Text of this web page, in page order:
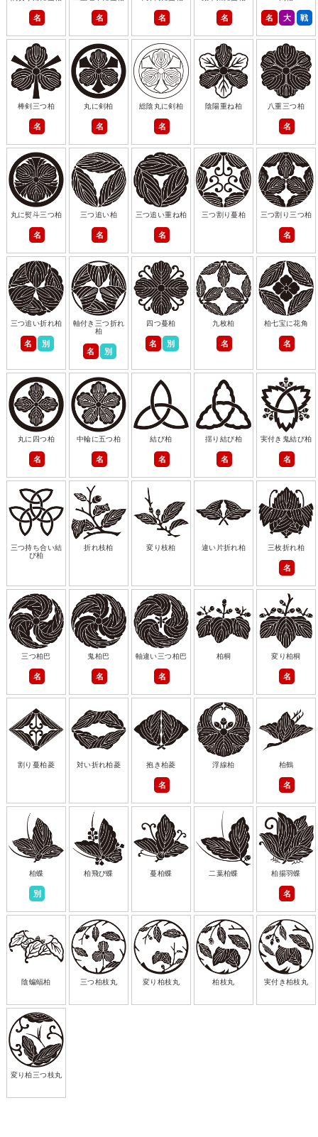
名 名 名 名 名 大 戦
棒剣三つ柏
名
丸に剣柏
名
総陰丸に剣柏
名
陰陽重ね柏 八重三つ柏
名
丸に熨斗三つ柏
名
三つ追い柏
名
三つ追い重ね柏
名
三つ割り蔓柏 三つ割り三つ柏
名
三つ追い折れ柏
名 別
軸付き三つ折れ
柏
名 別
四つ蔓柏
名 別
九枚柏
名
柏七宝に花角
名
丸に四つ柏
名
中輪に五つ柏
名
結び柏
名
揺り結び柏
名
実付き鬼結び柏
名
三つ持ち合い結
び柏
折れ枝柏 変り枝柏 違い片折れ柏 三枚折れ柏
名
三つ柏巴
名
鬼柏巴
名
軸違い三つ柏巴
名
柏桐 変り柏桐
名
割り蔓柏菱 対い折れ柏菱 抱き柏菱
名
浮線柏 柏鶴
名
柏蝶
別
柏飛び蝶 蔓柏蝶 二葉柏蝶 柏揚羽蝶
名
陰蝙蝠柏 三つ柏枝丸 変り柏枝丸 柏枝丸 実付き柏枝丸
変り柏三つ枝丸